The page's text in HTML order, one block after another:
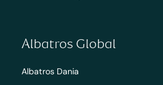
Albatros Global
Albatros Dania